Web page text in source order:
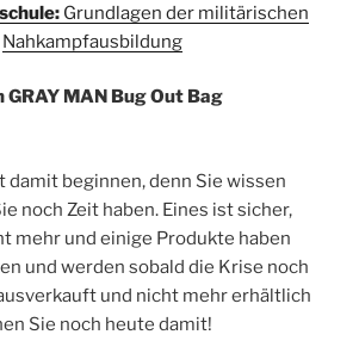
Grundlagen der militärischen
Nahkampfausbildung
GRAY MAN Bug Out Bag
damit beginnen, denn Sie wissen
noch Zeit haben. Eines ist sicher,
mehr und einige Produkte haben
und werden sobald die Krise noch
und nicht mehr erhältlich
Sie noch heute damit!